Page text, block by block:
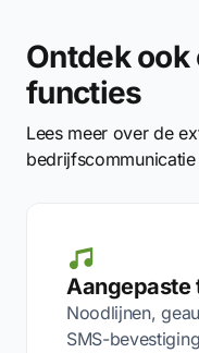
Ontdek ook
functies
Lees meer over de
Aangepaste
Noodlijnen,
SMS-